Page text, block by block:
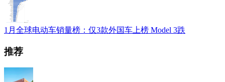
1月全球电动车销量榜：仅3款外国车上榜 Model 3跌
推荐